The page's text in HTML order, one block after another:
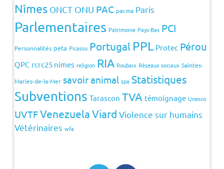
Nîmes ONCT ONU PAC pacma Paris
Parlementaires Patrimoine Pays-Bas PCI
Personnalités peta Picasso Portugal PPL Protec Pérou
QPC rcrc25 nimes religion RIA Roubaix Réseaux sociaux Saintes-
Maries-de-la-Mer savoir animal spa Statistiques
Subventions Tarascon TVA témoignage Unesco
UVTFVenezuelaViard Violence sur humains
Vétérinaires wfa